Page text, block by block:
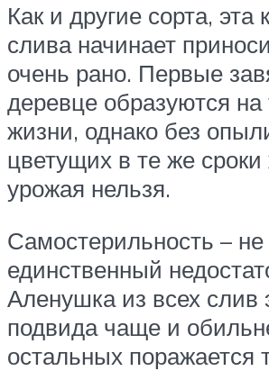
Как и другие сорта, эта
слива начинает
очень рано. Первые
деревце образуются на
жизни, однако без
цветущих в те же сроки
урожая нельзя.
Самостерильность – не
единственный
Аленушка из всех слив
подвида чаще и
остальных поражается